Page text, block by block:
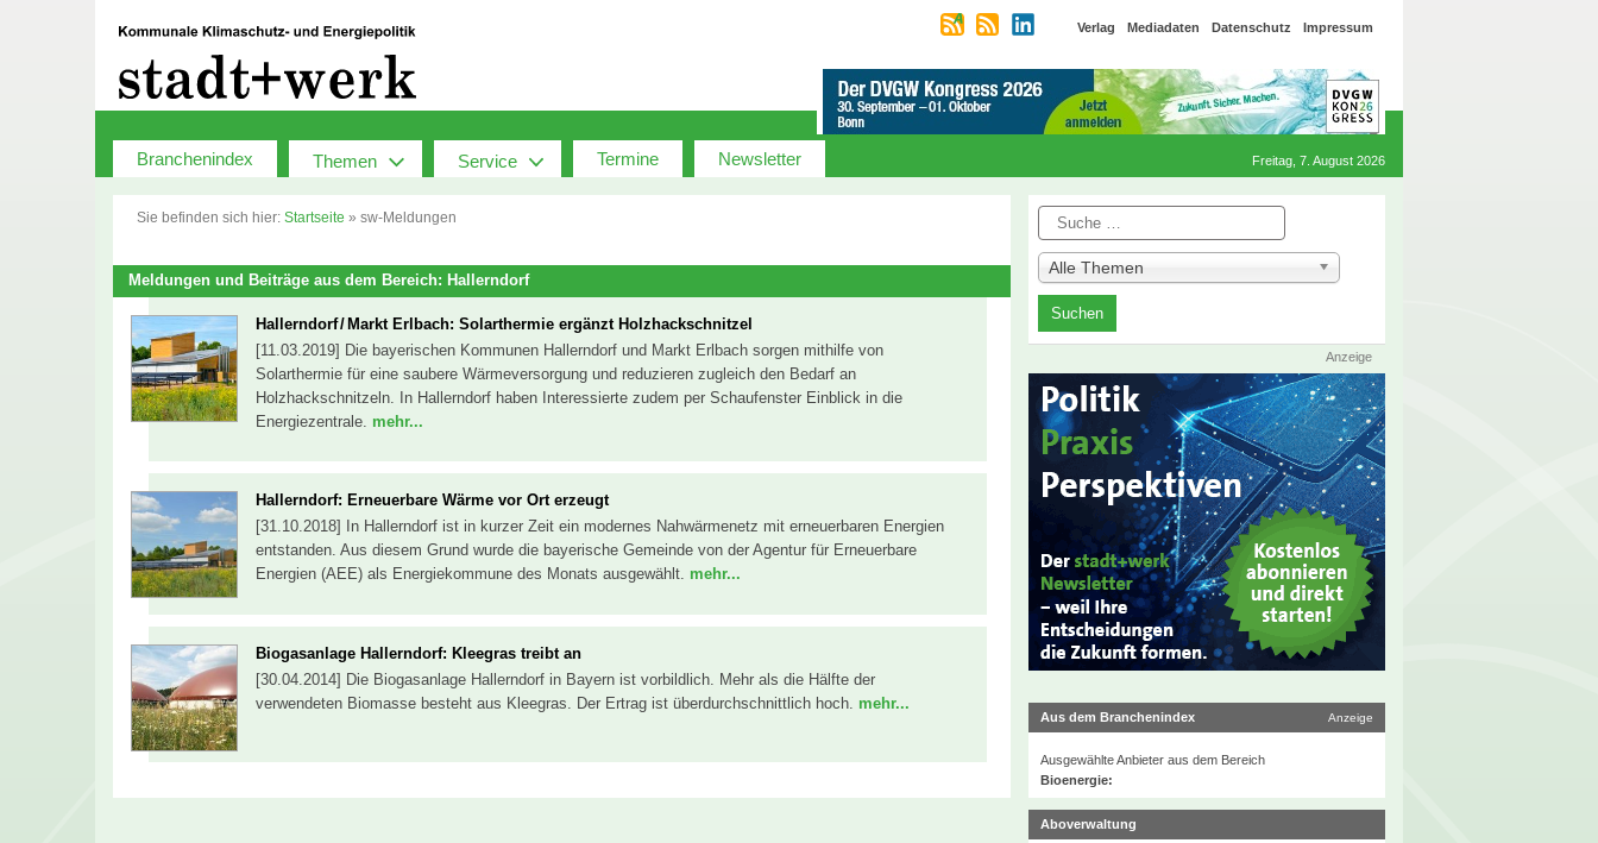
Verlag Mediadaten Datenschutz Impressum
Branchenindex Themen Service Termine Newsletter Freitag, 7. August 2026
Sie befinden sich hier: Startseite » sw-Meldungen
Meldungen und Beiträge aus dem Bereich: Hallerndorf
Hallerndorf / Markt Erlbach: Solarthermie ergänzt Holzhackschnitzel
[11.03.2019] Die bayerischen Kommunen Hallerndorf und Markt Erlbach sorgen mithilfe von
Solarthermie für eine saubere Wärmeversorgung und reduzieren zugleich den Bedarf an
Holzhackschnitzeln. In Hallerndorf haben Interessierte zudem per Schaufenster Einblick in die
Energiezentrale. mehr...
Hallerndorf: Erneuerbare Wärme vor Ort erzeugt
[31.10.2018] In Hallerndorf ist in kurzer Zeit ein modernes Nahwärmenetz mit erneuerbaren Energien
entstanden. Aus diesem Grund wurde die bayerische Gemeinde von der Agentur für Erneuerbare
Energien (AEE) als Energiekommune des Monats ausgewählt. mehr...
Biogasanlage Hallerndorf: Kleegras treibt an
[30.04.2014] Die Biogasanlage Hallerndorf in Bayern ist vorbildlich. Mehr als die Hälfte der
verwendeten Biomasse besteht aus Kleegras. Der Ertrag ist überdurchschnittlich hoch. mehr...
Suche
Alle Themen
Anzeige
Aus dem Branchenindex Anzeige
Ausgewählte Anbieter aus dem Bereich
Bioenergie:
Aboverwaltung